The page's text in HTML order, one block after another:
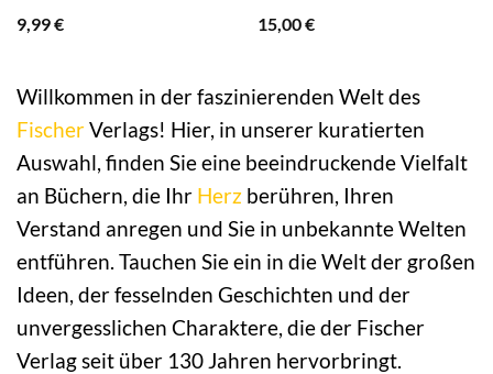
9,99€
15,00€
Willkommen in der faszinierenden Welt des
FischerVerlags! Hier, in unserer kuratierten
Auswahl, finden Sie eine beeindruckende Vielfalt
an Büchern, die Ihr Herz berühren, Ihren
Verstand anregen und Sie in unbekannte Welten
entführen. Tauchen Sie ein in die Welt der großen
Ideen, der fesselnden Geschichten und der
unvergesslichen Charaktere, die der Fischer
Verlag seit über 130 Jahren hervorbringt.